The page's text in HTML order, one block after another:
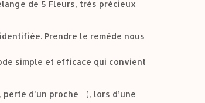
de 5 Fleurs, très précieux
Prendre le remède nous
simple et efficace qui convient
d’un proche…), lors d’une